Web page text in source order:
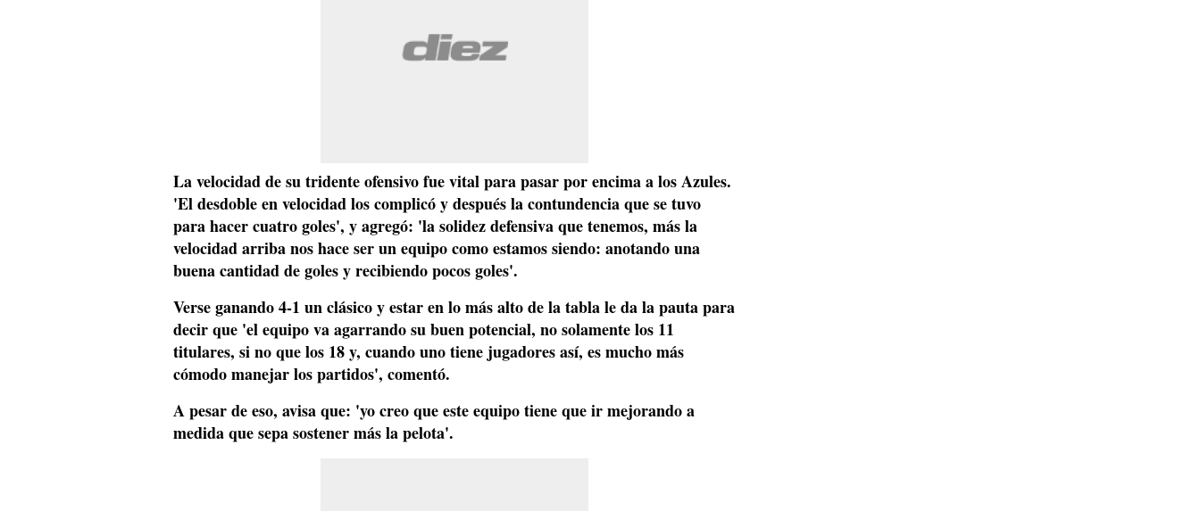
La velocidad de su tridente ofensivo fue vital para pasar por encima a los Azules.
'El desdoble en velocidad los complicó y después la contundencia que se tuvo
para hacer cuatro goles', y agregó: 'la solidez defensiva que tenemos, más la
velocidad arribanos hace ser un equipo como estamos siendo: anotando una
buena cantidad de goles y recibiendo pocos goles'.
Verse ganando 4-1 un clásico y estar en lo más alto de la tabla le da la pauta para
decir que 'el equipo va agarrando su buen potencial, no solamente los 11
titulares, si no que los 18 y, cuando uno tiene jugadores así, es mucho más
cómodo manejar los partidos', comentó.
A pesar de eso, avisa que: 'yo creo que este equipo tiene que ir mejorando a
medida que sepa sostener más la pelota'.